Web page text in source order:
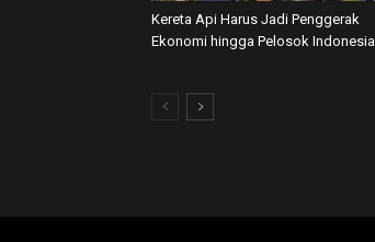
Kereta Api Harus Jadi Penggerak
Ekonomi hingga Pelosok Indonesia